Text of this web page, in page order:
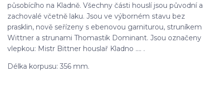
působícího na Kladně. Všechny části houslí jsou původní a
zachovalé včetně laku. Jsou ve výborném stavu bez
prasklin, nově seřízeny s ebenovou garniturou, struníkem
Wittner a strunami Thomastik Dominant. Jsou označeny
vlepkou: Mistr Bittner houslař Kladno …. .
Délka korpusu: 356 mm.